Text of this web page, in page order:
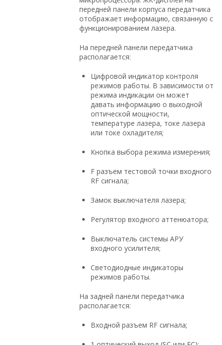
передней панели корпуса передатчика
отображает информацию, связанную с
функционированием лазера.
На передней панели передатчика
располагается:
Цифровой индикатор контроля
режимов работы. В зависимости от
режима индикации он может
давать информацию о выходной
оптической мощности,
температуре лазера, токе лазера
или токе охладителя;
Кнопка выбора режима измерения;
F разъем тестовой точки входного
RF сигнала;
Замок выключателя лазера;
Регулятор входного аттенюатора;
Выключатель системы АРУ
входного усилителя;
Светодиодные индикаторы
режимов работы.
На задней панели передатчика
располагается:
Входной разъем RF сигнала;